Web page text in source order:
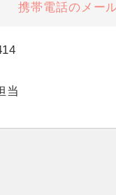
携帯電話のメー
当